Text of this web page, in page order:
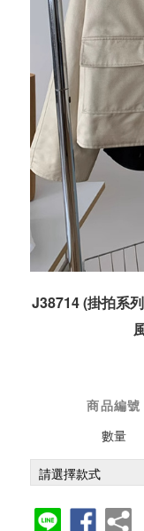
J38714 (掛拍系
商品編號
數量